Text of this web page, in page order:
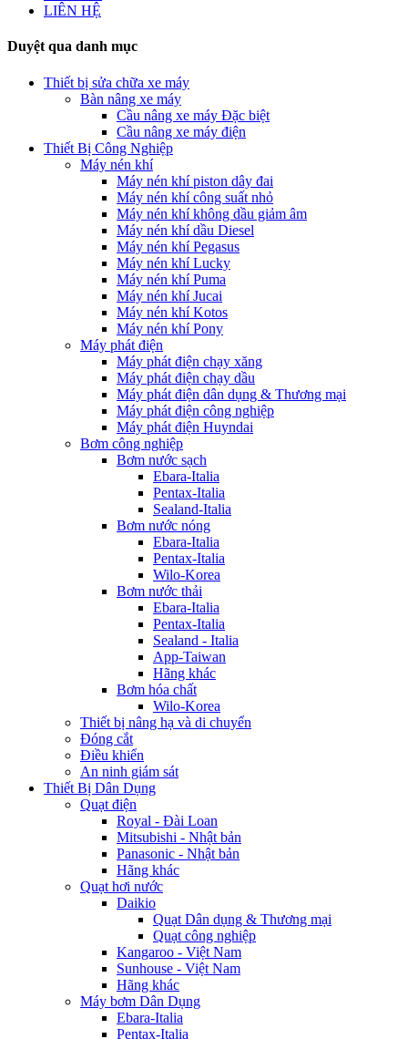
LIÊN HỆ
Duyệt qua danh mục
Thiết bị sửa chữa xe máy
Bàn nâng xe máy
Cầu nâng xe máy Đặc biệt
Cầu nâng xe máy điện
Thiết Bị Công Nghiệp
Máy nén khí
Máy nén khí piston dây đai
Máy nén khí công suất nhỏ
Máy nén khí không dầu giảm âm
Máy nén khí dầu Diesel
Máy nén khí Pegasus
Máy nén khí Lucky
Máy nén khí Puma
Máy nén khí Jucai
Máy nén khí Kotos
Máy nén khí Pony
Máy phát điện
Máy phát điện chạy xăng
Máy phát điện chạy dầu
Máy phát điện dân dụng & Thương mại
Máy phát điện công nghiệp
Máy phát điện Huyndai
Bơm công nghiệp
Bơm nước sạch
Ebara-Italia
Pentax-Italia
Sealand-Italia
Bơm nước nóng
Ebara-Italia
Pentax-Italia
Wilo-Korea
Bơm nước thải
Ebara-Italia
Pentax-Italia
Sealand - Italia
App-Taiwan
Hãng khác
Bơm hóa chất
Wilo-Korea
Thiết bị nâng hạ và di chuyển
Đóng cắt
Điều khiển
An ninh giám sát
Thiết Bị Dân Dụng
Quạt điện
Royal - Đài Loan
Mitsubishi - Nhật bản
Panasonic - Nhật bản
Hãng khác
Quạt hơi nước
Daikio
Quạt Dân dụng & Thương mại
Quạt công nghiệp
Kangaroo - Việt Nam
Sunhouse - Việt Nam
Hãng khác
Máy bơm Dân Dụng
Ebara-Italia
Pentax-Italia